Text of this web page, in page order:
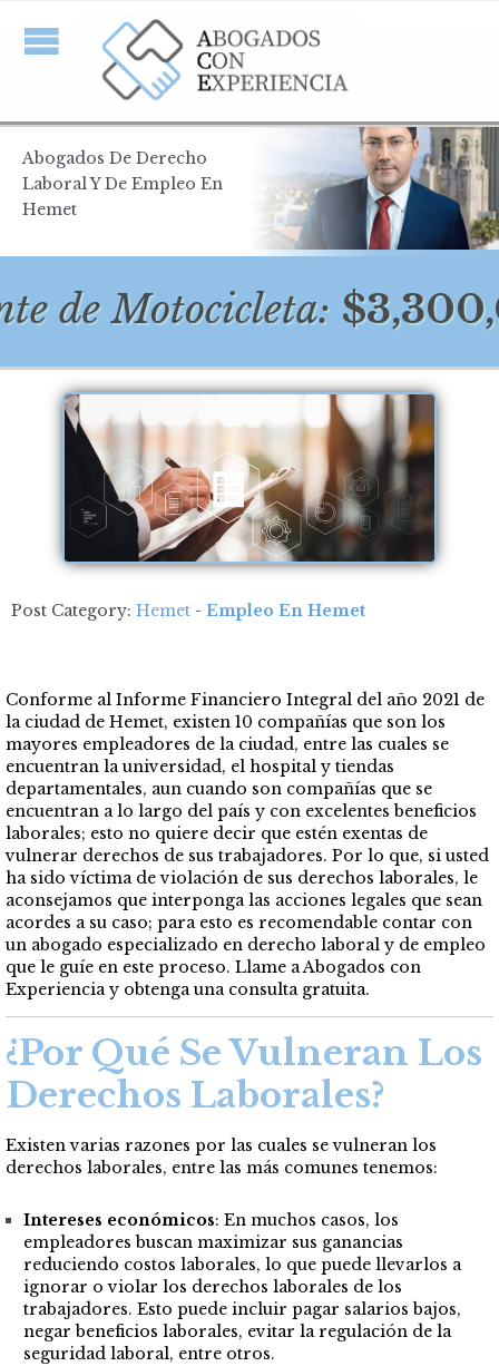
Abogados De Derecho
Laboral Y De Empleo En
Hemet
Motocicleta:$3,300,000
Post Category: Hemet - Empleo En Hemet
Conforme al Informe Financiero Integral del año 2021 de
la ciudad de Hemet, existen 10 compañías que son los
mayores empleadores de la ciudad, entre las cuales se
encuentran la universidad, el hospital y tiendas
departamentales, aun cuando son compañías que se
encuentran a lo largo del país y con excelentes beneficios
laborales; esto no quiere decir que estén exentas de
vulnerar derechos de sus trabajadores. Por lo que, si usted
ha sido víctima de violación de sus derechos laborales, le
aconsejamos que interponga las acciones legales que sean
acordes a su caso; para esto es recomendable contar con
un abogado especializado en derecho laboral y de empleo
que le guíe en este proceso. Llame a Abogados con
Experiencia y obtenga una consulta gratuita.
¿Por Qué Se Vulneran Los
Derechos Laborales?
Existen varias razones por las cuales se vulneran los
derechos laborales, entre las más comunes tenemos:
Intereses económicos: En muchos casos, los
empleadores buscan maximizar sus ganancias
reduciendo costos laborales, lo que puede llevarlos a
ignorar o violar los derechos laborales de los
trabajadores. Esto puede incluir pagar salarios bajos,
negar beneficios laborales, evitar la regulación de la
seguridad laboral, entre otros.